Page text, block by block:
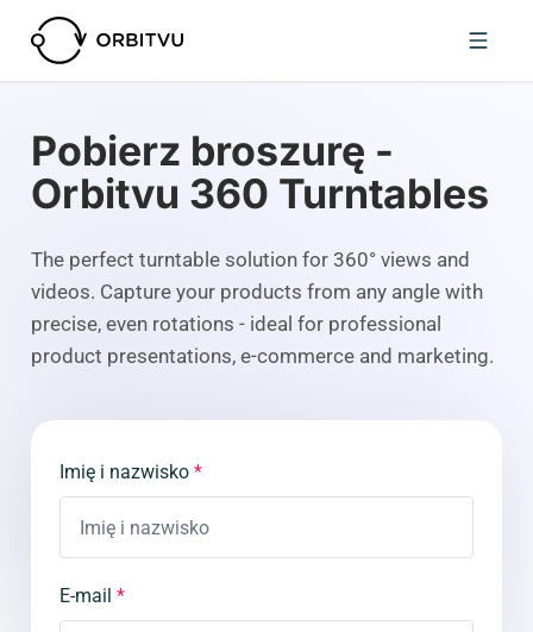
Pobierz broszurę -
Orbitvu 360 Turntables
The perfect turntable solution for 360° views and
videos. Capture your products from any angle with
precise, even rotations - ideal for professional
product presentations, e-commerce and marketing.
Imię i nazwisko *
E-mail *